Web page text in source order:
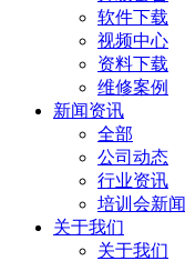
软件下载
视频中心
资料下载
维修案例
新闻资讯
全部
公司动态
行业资讯
培训会新闻
关于我们
关于我们